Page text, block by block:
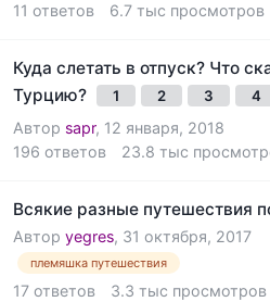
11 ответов 6.7 тыс просмотров
Куда слетать в отпуск? Что
Турцию?
1 2 3 4
Автор sapr, 12 января, 2018
196 ответов 23.8 тыс
Всякие разные путешествия
Автор yegres, 31 октября, 2017
племяшка путешествия
17 ответов 3.3 тыс просмотров